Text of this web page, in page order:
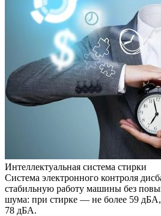
Интеллектуальная система стирки
Система электронного контроля
стабильную работу машины без
шума: при стирке — не более 59
78 дБА.